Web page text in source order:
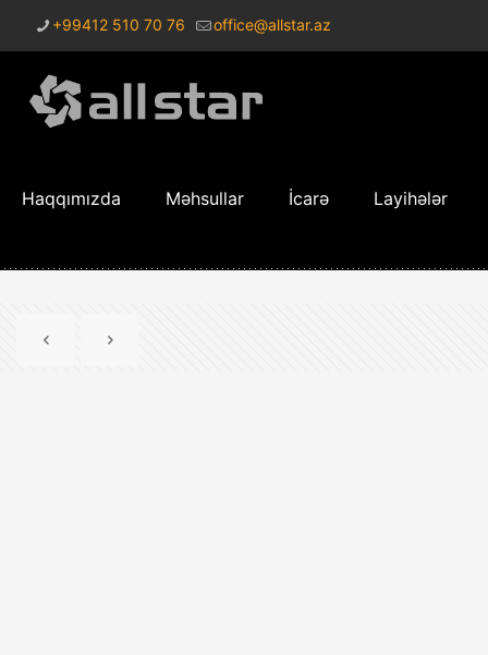
+99412 510 70 76 office@allstar.az
Haqqımızda Məhsullar İcarə Layihələr